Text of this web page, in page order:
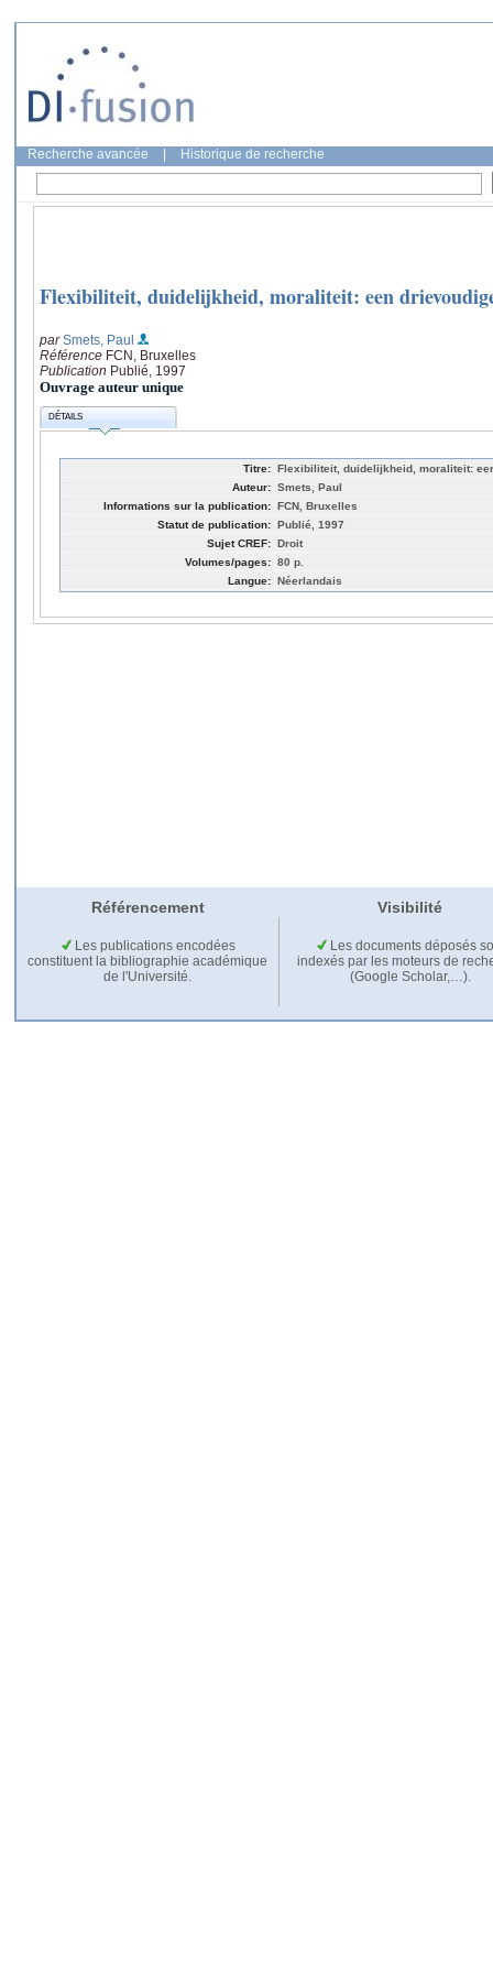
Recherche avancée Historique de recherche
Flexibiliteit, duidelijkheid, moraliteit: een
parSmets, Paul
Référence FCN, Bruxelles
Publication Publié, 1997
Ouvrage auteur unique
DÉTAILS
Titre: Flexibiliteit, duidelijkheid, moraliteit:
Auteur: Smets, Paul
Informations sur la publication: FCN, Bruxelles
Statut de publication: Publié, 1997
Sujet CREF: Droit
Volumes/pages: 80 p.
Langue: Néerlandais
Référencement Visibilité
Les publications encodées
constituent la bibliographie académique
de l'Université.
Les documents déposés
indexés par les moteurs de
(Google Scholar,…).